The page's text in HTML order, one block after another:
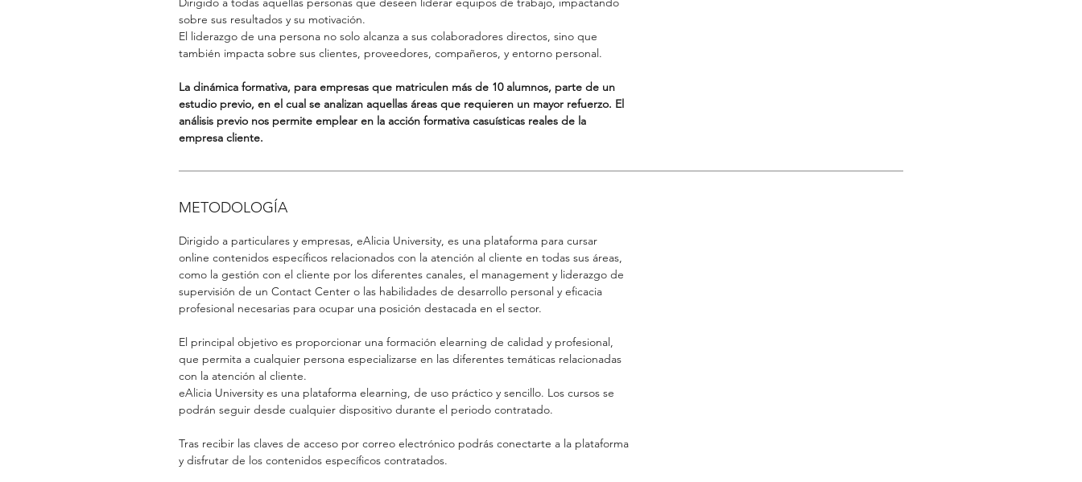
sobre sus resultados y su motivación.
El liderazgo de una persona no solo alcanza a sus colaboradores directos, sino que
también impacta sobre sus clientes, proveedores, compañeros, y entorno personal.
La dinámica formativa, para empresas que matriculen más de 10 alumnos, parte de un
estudio previo, en el cual se analizan aquellas áreas que requieren un mayor refuerzo. El
análisis previo nos permite emplear en la acción formativa casuísticas reales de la
empresa cliente.
METODOLOGÍA
Dirigido a particulares y empresas, eAlicia University, es una plataforma para cursar
online contenidos específicos relacionados con la atención al cliente en todas sus áreas,
como la gestión con el cliente por los diferentes canales, el management y liderazgo de
supervisión de un Contact Center o las habilidades de desarrollo personal y eficacia
profesional necesarias para ocupar una posición destacada en el sector.
El principal objetivo es proporcionar una formación elearning de calidad y profesional,
que permita a cualquier persona especializarse en las diferentes temáticas relacionadas
con la atención al cliente.
eAlicia University es una plataforma elearning, de uso práctico y sencillo. Los cursos se
podrán seguir desde cualquier dispositivo durante el periodo contratado.
Tras recibir las claves de acceso por correo electrónico podrás conectarte a la plataforma
y disfrutar de los contenidos específicos contratados.